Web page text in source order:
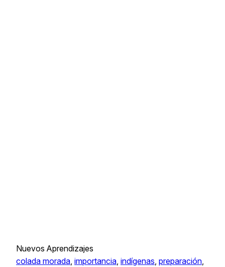
Nuevos Aprendizajes
colada morada, importancia, indígenas, preparación